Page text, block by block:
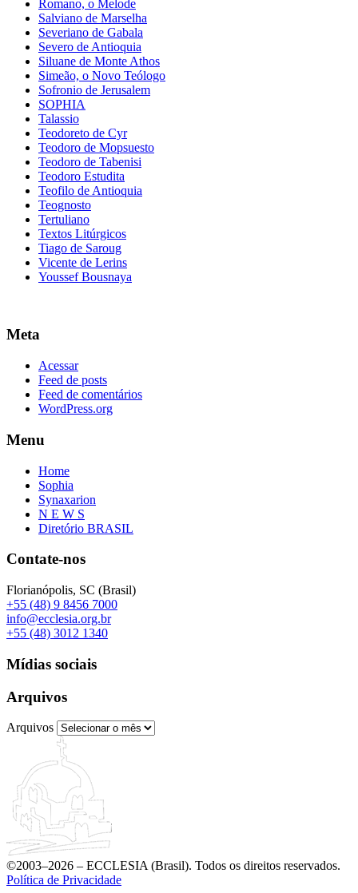
Romano, o Melode
Salviano de Marselha
Severiano de Gabala
Severo de Antioquia
Siluane de Monte Athos
Simeão, o Novo Teólogo
Sofronio de Jerusalem
SOPHIA
Talassio
Teodoreto de Cyr
Teodoro de Mopsuesto
Teodoro de Tabenisi
Teodoro Estudita
Teofilo de Antioquia
Teognosto
Tertuliano
Textos Litúrgicos
Tiago de Saroug
Vicente de Lerins
Youssef Bousnaya
Meta
Acessar
Feed de posts
Feed de comentários
WordPress.org
Menu
Home
Sophia
Synaxarion
N E W S
Diretório BRASIL
Contate-nos
Florianópolis, SC (Brasil)
+55 (48) 9 8456 7000
info@ecclesia.org.br
+55 (48) 3012 1340
Mídias sociais
Arquivos
Arquivos
©2003–2026 – ECCLESIA (Brasil). Todos os direitos reservados.
Política de Privacidade